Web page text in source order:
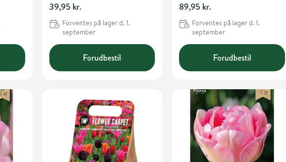
39,95 kr.
Forventes på lager d. 1.
september
Forudbestil
89,95 kr.
Forventes på lager d. 1.
september
Forudbestil